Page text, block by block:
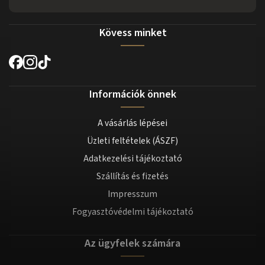
Kövess minket
Információk önnek
A vásárlás lépései
Üzleti feltételek (ÁSZF)
Adatkezelési tájékoztató
Szállítás és fizetés
Impresszum
Fogyasztóvédelmi tájékoztató
Az ügyfelek számára